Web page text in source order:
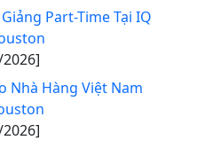
Part-Time Tại IQ
Nhà Hàng Việt Nam